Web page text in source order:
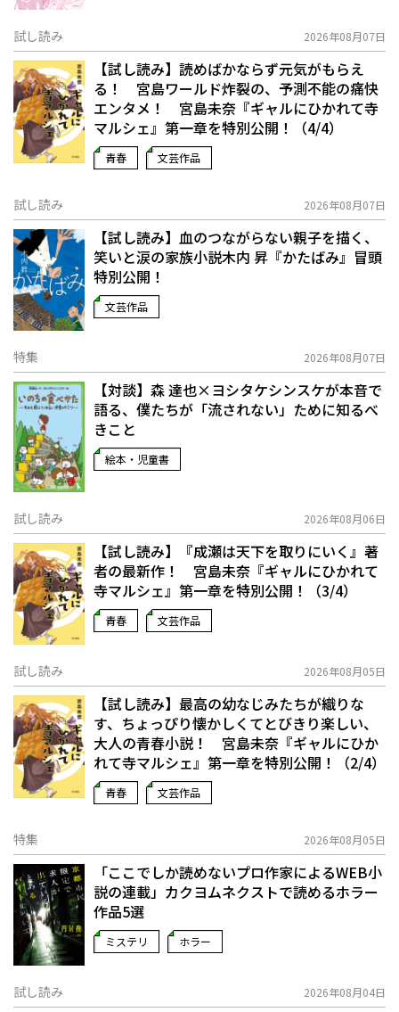
試し読み 2026年08月07日
【試し読み】読めばかならず元気がもらえ
る！ 宮島ワールド炸裂の、予測不能の痛快
エンタメ！ 宮島未奈『ギャルにひかれて寺
マルシェ』第一章を特別公開！（4/4）
青春 文芸作品
試し読み 2026年08月07日
【試し読み】血のつながらない親子を描く、
笑いと涙の家族小説――木内 昇『かたばみ』冒頭
特別公開！
文芸作品
特集 2026年08月07日
【対談】森 達也×ヨシタケシンスケが本音で
語る、僕たちが「流されない」ために知るべ
きこと
絵本・児童書
試し読み 2026年08月06日
【試し読み】『成瀬は天下を取りにいく』著
者の最新作！ 宮島未奈『ギャルにひかれて
寺マルシェ』第一章を特別公開！（3/4）
青春 文芸作品
試し読み 2026年08月05日
【試し読み】最高の幼なじみたちが織りな
す、ちょっぴり懐かしくてとびきり楽しい、
大人の青春小説！ 宮島未奈『ギャルにひか
れて寺マルシェ』第一章を特別公開！（2/4）
青春 文芸作品
特集 2026年08月05日
「ここでしか読めないプロ作家によるWEB小
説の連載」――カクヨムネクストで読めるホラー
作品5選
ミステリ ホラー
試し読み 2026年08月04日